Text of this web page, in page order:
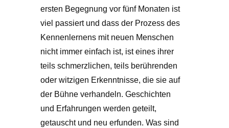
ersten Begegnung vor fünf Monaten ist
viel passiert und dass der Prozess des
Kennenlernens mit neuen Menschen
nicht immer einfach ist, ist eines ihrer
teils schmerzlichen, teils berührenden
oder witzigen Erkenntnisse, die sie auf
der Bühne verhandeln. Geschichten
und Erfahrungen werden geteilt,
getauscht und neu erfunden. Was sind